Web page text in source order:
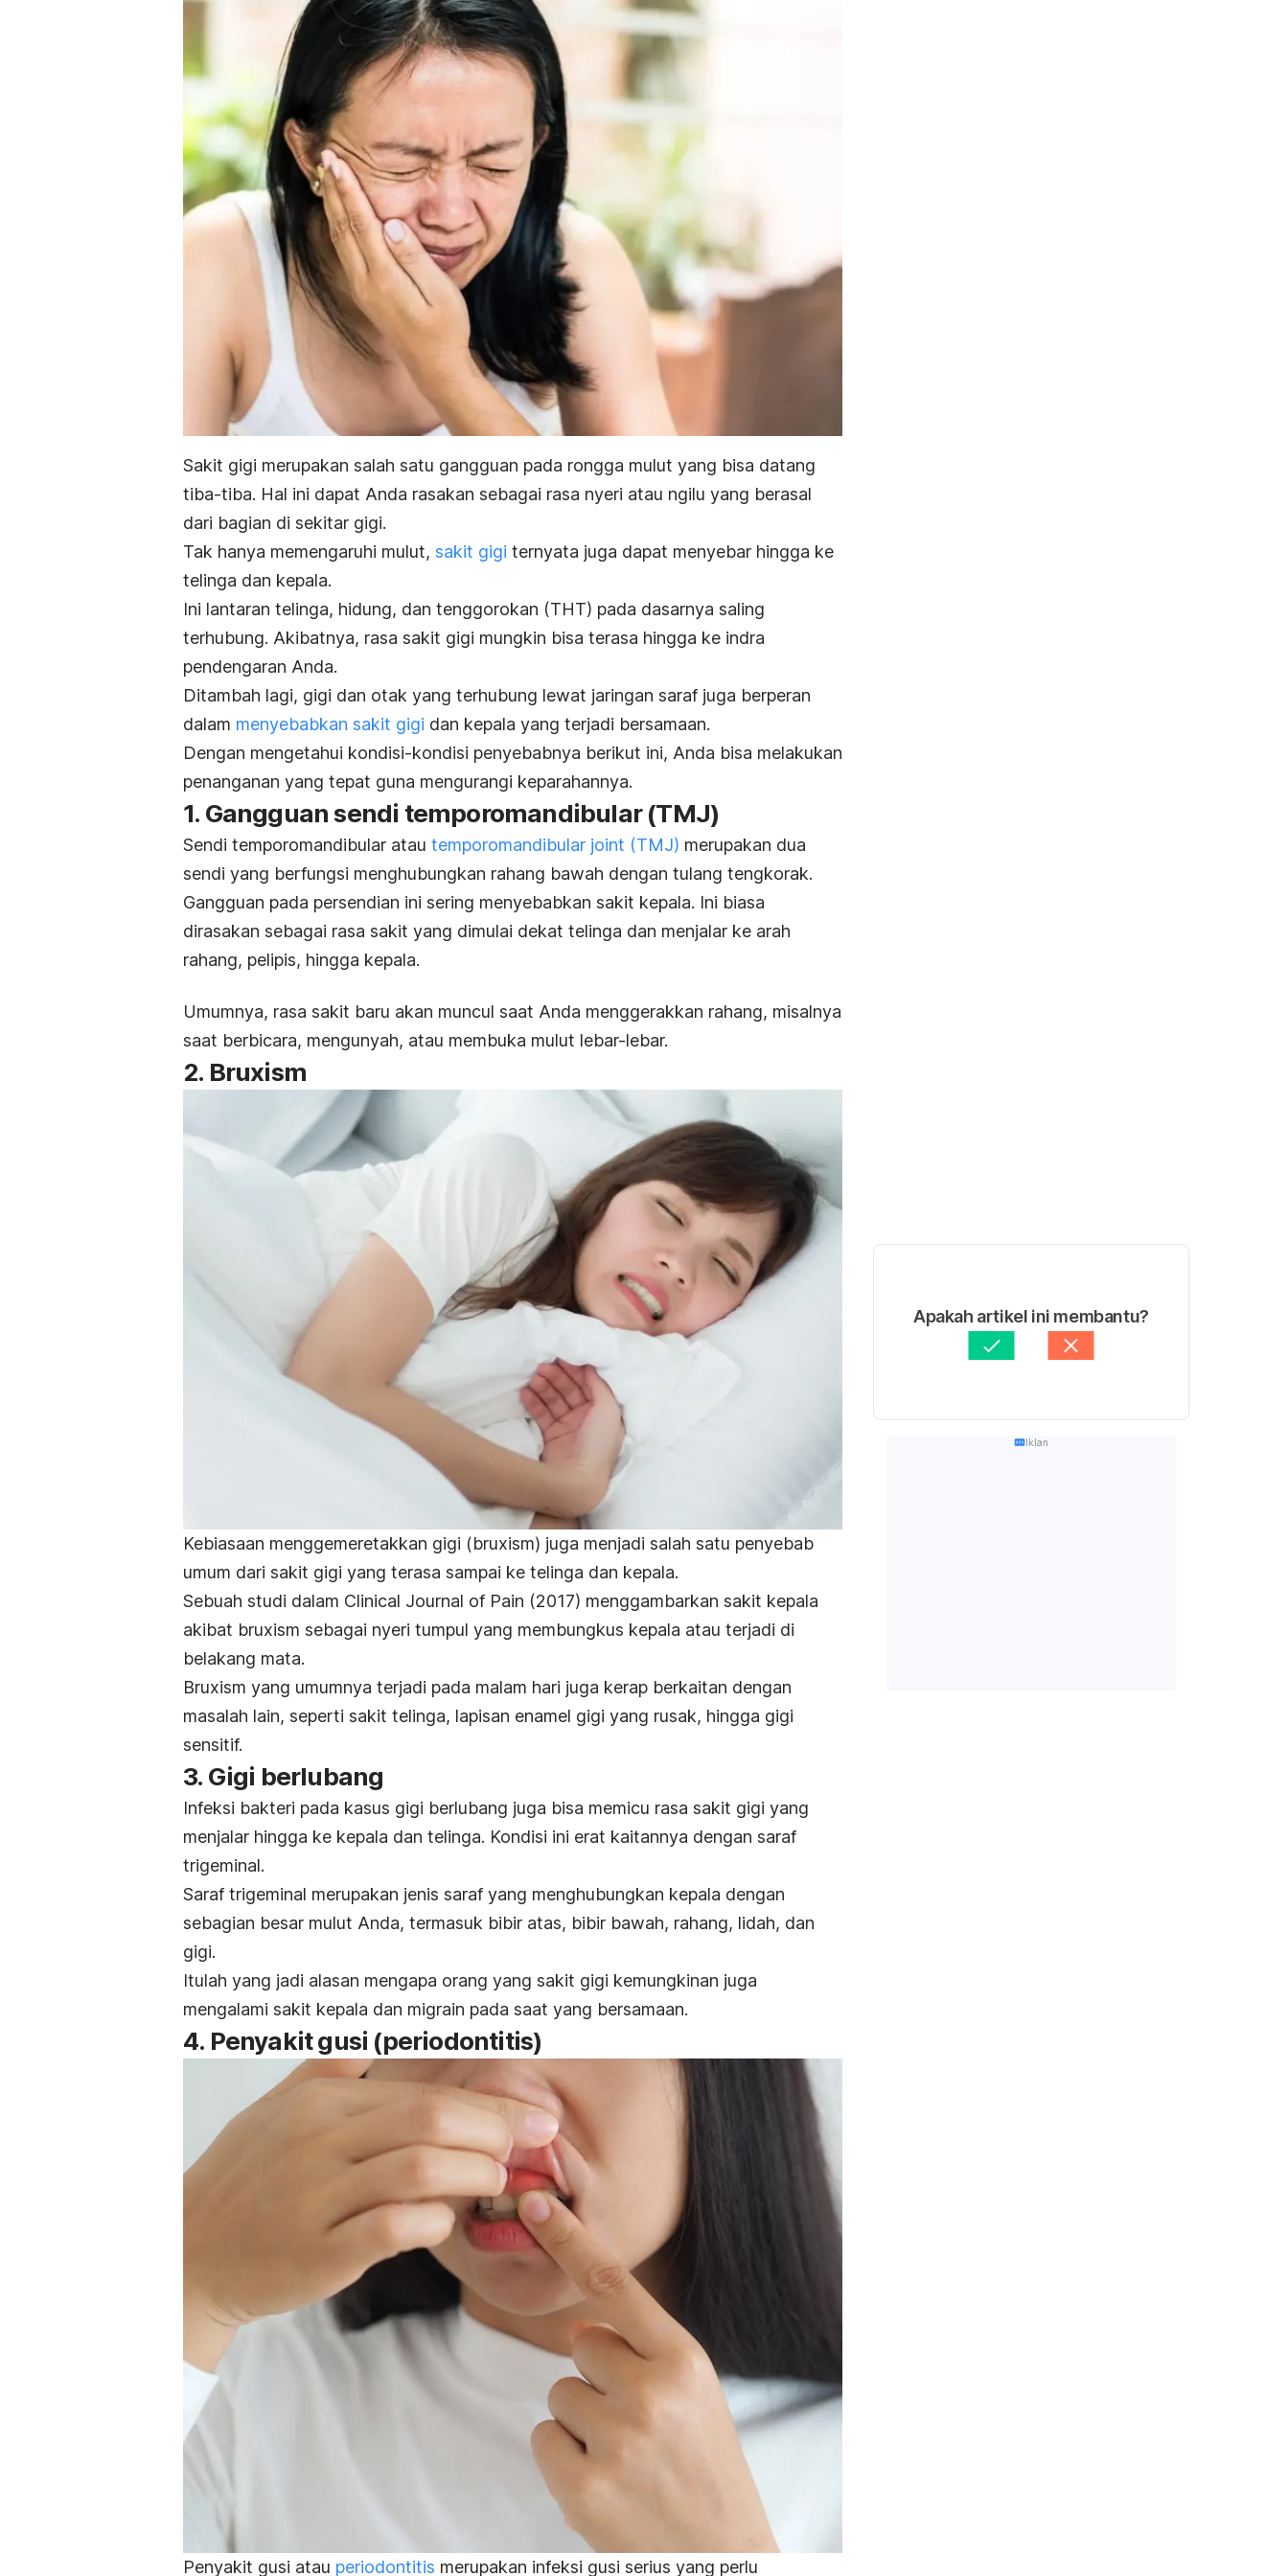
Sakit gigi merupakan salah satu gangguan pada rongga mulut yang bisa datang
tiba-tiba. Hal ini dapat Anda rasakan sebagai rasa nyeri atau ngilu yang berasal
dari bagian di sekitar gigi.
Tak hanya memengaruhi mulut, sakit gigi ternyata juga dapat menyebar hingga ke
telinga dan kepala.
Ini lantaran telinga, hidung, dan tenggorokan (THT) pada dasarnya saling
terhubung. Akibatnya, rasa sakit gigi mungkin bisa terasa hingga ke indra
pendengaran Anda.
Ditambah lagi, gigi dan otak yang terhubung lewat jaringan saraf juga berperan
dalam menyebabkan sakit gigi dan kepala yang terjadi bersamaan.
Dengan mengetahui kondisi-kondisi penyebabnya berikut ini, Anda bisa melakukan
penanganan yang tepat guna mengurangi keparahannya.
1. Gangguan sendi temporomandibular (TMJ)
Sendi temporomandibular atau temporomandibular joint (TMJ) merupakan dua
sendi yang berfungsi menghubungkan rahang bawah dengan tulang tengkorak.
Gangguan pada persendian ini sering menyebabkan sakit kepala. Ini biasa
dirasakan sebagai rasa sakit yang dimulai dekat telinga dan menjalar ke arah
rahang, pelipis, hingga kepala.
Umumnya, rasa sakit baru akan muncul saat Anda menggerakkan rahang, misalnya
saat berbicara, mengunyah, atau membuka mulut lebar-lebar.
2. Bruxism
Kebiasaan menggemeretakkan gigi (bruxism) juga menjadi salah satu penyebab
umum dari sakit gigi yang terasa sampai ke telinga dan kepala.
Sebuah studi dalam Clinical Journal of Pain (2017) menggambarkan sakit kepala
akibat bruxism sebagai nyeri tumpul yang membungkus kepala atau terjadi di
belakang mata.
Bruxism yang umumnya terjadi pada malam hari juga kerap berkaitan dengan
masalah lain, seperti sakit telinga, lapisan enamel gigi yang rusak, hingga gigi
sensitif.
3. Gigi berlubang
Infeksi bakteri pada kasus gigi berlubang juga bisa memicu rasa sakit gigi yang
menjalar hingga ke kepala dan telinga. Kondisi ini erat kaitannya dengan saraf
trigeminal.
Saraf trigeminal merupakan jenis saraf yang menghubungkan kepala dengan
sebagian besar mulut Anda, termasuk bibir atas, bibir bawah, rahang, lidah, dan
gigi.
Itulah yang jadi alasan mengapa orang yang sakit gigi kemungkinan juga
mengalami sakit kepala dan migrain pada saat yang bersamaan.
4. Penyakit gusi (periodontitis)
Penyakit gusi atau periodontitis merupakan infeksi gusi serius yang perlu
Apakah artikel ini membantu?
Iklan